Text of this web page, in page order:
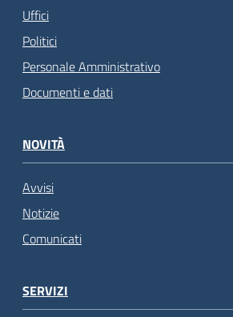
Uffici
Politici
Personale Amministrativo
Documenti e dati
NOVITÀ
Avvisi
Notizie
Comunicati
SERVIZI